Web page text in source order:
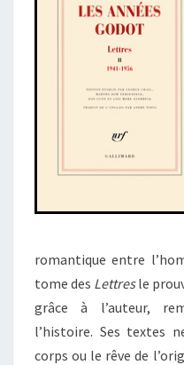
romantique entre
tome des Lettresle
grâce à l’auteur,
l’histoire. Ses textes
corps ou le rêve de